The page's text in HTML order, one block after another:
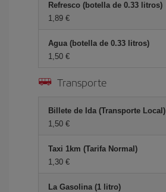
Refresco (botella de 0.33 litros)
1,89 €
Agua (botella de 0.33 litros)
1,50 €
Transporte
Billete de Ida (Transporte Local)
1,50 €
Taxi 1km (Tarifa Normal)
1,30 €
La Gasolina (1 litro)